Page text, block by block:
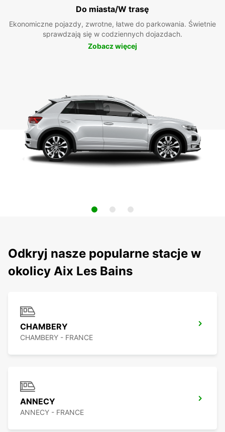
Do miasta/W trasę
Ekonomiczne pojazdy, zwrotne, łatwe do parkowania. Świetnie
sprawdzają się w codziennych dojazdach.
Zobacz więcej
Odkryj nasze popularne stacje w
okolicy Aix Les Bains
CHAMBERY
CHAMBERY - FRANCE
ANNECY
ANNECY - FRANCE